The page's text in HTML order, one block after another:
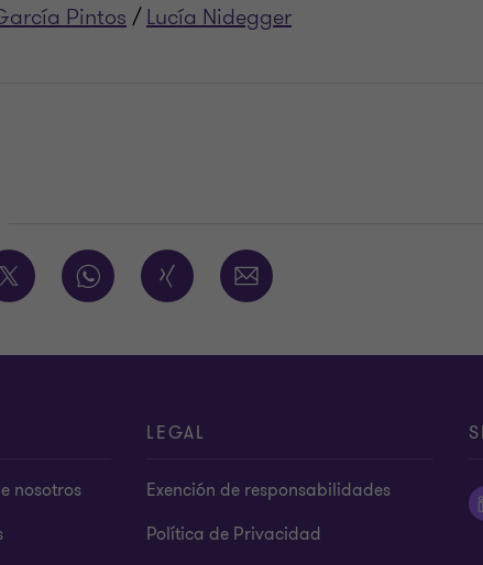
Pintos /Lucía Nidegger
nosotros
LEGAL
Exención de responsabilidades
Política de Privacidad